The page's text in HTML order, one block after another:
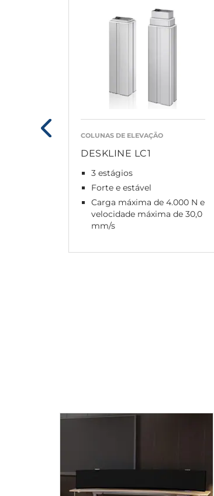
COLUNAS DE ELEVAÇÃO
DESKLINE LC1
3 estágios
Forte e estável
Carga máxima de 4.000 N e
velocidade máxima de 30,0
mm/s